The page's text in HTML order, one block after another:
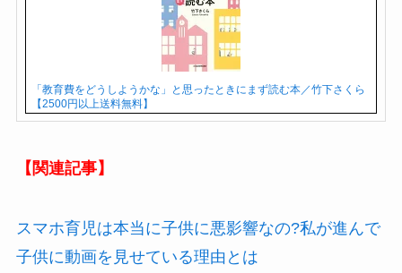
「教育費をどうしようかな」と思ったときにまず読む本／竹下さくら
【2500円以上送料無料】
【関連記事】
スマホ育児は本当に子供に悪影響なの?私が進んで
子供に動画を見せている理由とは